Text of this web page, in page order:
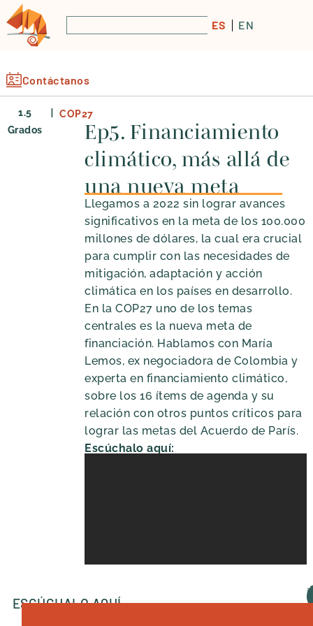
ES EN
Contáctanos
1.5
Grados
| COP27
Ep5. Financiamiento
climático, más allá de
una nueva meta
Llegamos a 2022 sin lograr avances
significativos en la meta de los 100.000
millones de dólares, la cual era crucial
para cumplir con las necesidades de
mitigación, adaptación y acción
climática en los países en desarrollo.
En la COP27 uno de los temas
centrales es la nueva meta de
financiación. Hablamos con María
Lemos, ex negociadora de Colombia y
experta en financiamiento climático,
sobre los 16 ítems de agenda y su
relación con otros puntos críticos para
lograr las metas del Acuerdo de París.
Escúchalo aquí:
ESCÚCHALO AQUÍ